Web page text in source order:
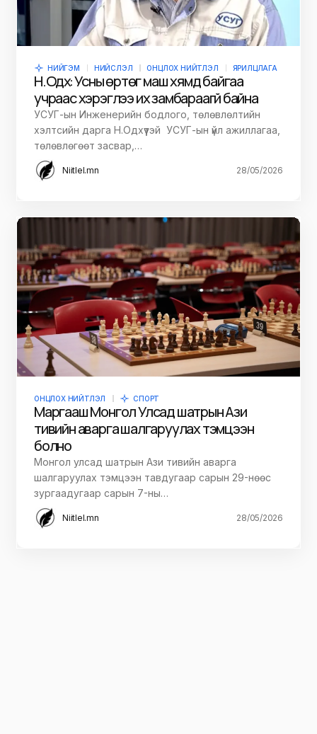
НИЙГЭМ НИЙСЛЭЛ ОНЦЛОХ НИЙТЛЭЛ ЯРИЛЦЛАГА
Н.Одхүү: Усны өртөг маш хямд байгаа
учраас хэрэглээ их замбараагүй байна
УСУГ-ын Инженерийн бодлого, төлөвлөлтийн
хэлтсийн дарга Н.Одхүүтэй УСУГ-ын үйл ажиллагаа,
төлөвлөгөөт засвар,…
Niitlel.mn 28/05/2026
ОНЦЛОХ НИЙТЛЭЛ СПОРТ
Маргааш Монгол Улсад шатрын Ази
тивийн аварга шалгаруулах тэмцээн
болно
Монгол улсад шатрын Ази тивийн аварга
шалгаруулах тэмцээн тавдугаар сарын 29-нөөс
зургаадугаар сарын 7-ны…
Niitlel.mn 28/05/2026